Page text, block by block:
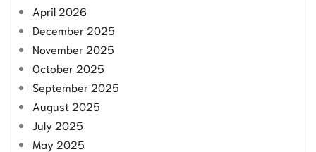
April 2026
December 2025
November 2025
October 2025
September 2025
August 2025
July 2025
May 2025